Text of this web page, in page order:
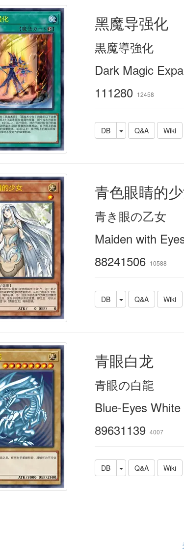
黑魔导强化
黒魔導強化
Dark Magic
111280 12458
DB Q&A Wiki
青色眼睛的
青き眼の乙女
Maiden with
88241506 10588
DB Q&A Wiki
青眼白龙
青眼の白龍
Blue-Eyes
89631139 4007
DB Q&A Wiki